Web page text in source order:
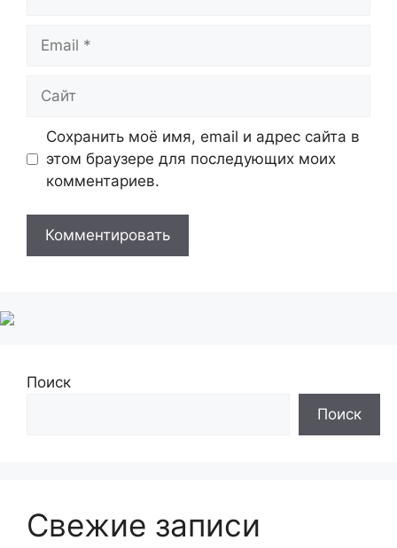
Сохранить моё имя, email и адрес сайта в
этом браузере для последующих моих
комментариев.
Поиск
Поиск
Свежие записи